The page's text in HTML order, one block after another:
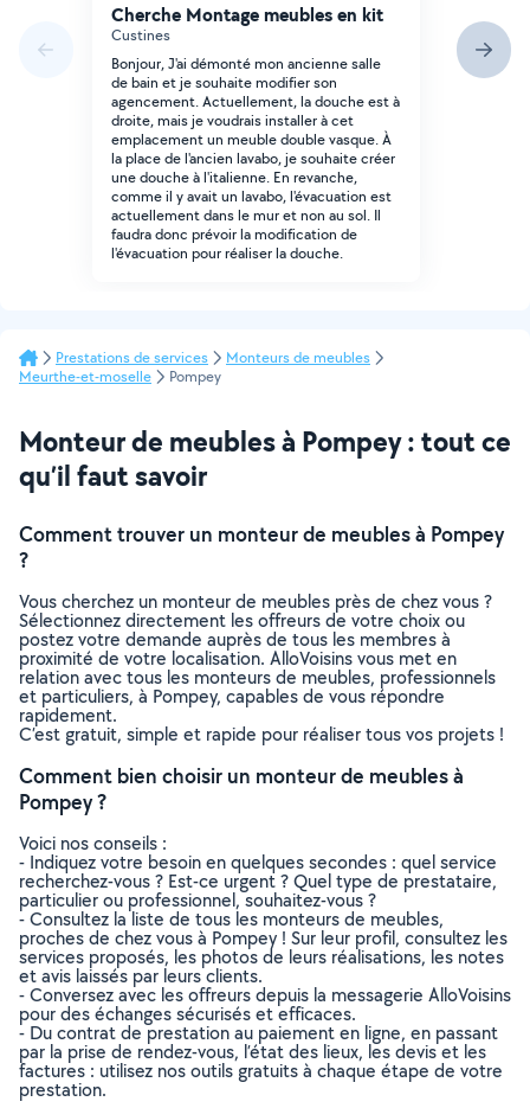
Cherche Montage meubles en kit
Custines
Bonjour, J'ai démonté mon ancienne salle
de bain et je souhaite modifier son
agencement. Actuellement, la douche est à
droite, mais je voudrais installer à cet
emplacement un meuble double vasque. À
la place de l'ancien lavabo, je souhaite créer
une douche à l'italienne. En revanche,
comme il y avait un lavabo, l'évacuation est
actuellement dans le mur et non au sol. Il
faudra donc prévoir la modification de
l'évacuation pour réaliser la douche.
Prestations de services
Monteurs de meubles
Meurthe-et-moselle
Pompey
Monteur de meubles à Pompey : tout ce
qu’il faut savoir
Comment trouver un monteur de meubles à Pompey
?
Vous cherchez un monteur de meubles près de chez vous ?
Sélectionnez directement les offreurs de votre choix ou
postez votre demande auprès de tous les membres à
proximité de votre localisation. AlloVoisins vous met en
relation avec tous les monteurs de meubles, professionnels
et particuliers, à Pompey, capables de vous répondre
rapidement.
C’est gratuit, simple et rapide pour réaliser tous vos projets !
Comment bien choisir un monteur de meubles à
Pompey ?
Voici nos conseils :
- Indiquez votre besoin en quelques secondes : quel service
recherchez-vous ? Est-ce urgent ? Quel type de prestataire,
particulier ou professionnel, souhaitez-vous ?
- Consultez la liste de tous les monteurs de meubles,
proches de chez vous à Pompey ! Sur leur profil, consultez les
services proposés, les photos de leurs réalisations, les notes
et avis laissés par leurs clients.
- Conversez avec les offreurs depuis la messagerie AlloVoisins
pour des échanges sécurisés et efficaces.
- Du contrat de prestation au paiement en ligne, en passant
par la prise de rendez-vous, l’état des lieux, les devis et les
factures : utilisez nos outils gratuits à chaque étape de votre
prestation.